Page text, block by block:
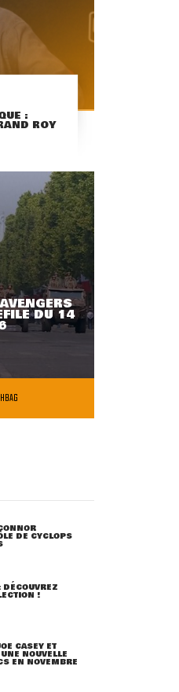
:
ROY
DU 14
DE CYCLOPS
!
CASEY ET
NOUVELLE
EN NOVEMBRE